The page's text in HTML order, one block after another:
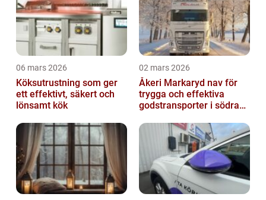
06 mars 2026
Köksutrustning som ger
ett effektivt, säkert och
lönsamt kök
02 mars 2026
Åkeri Markaryd nav för
trygga och effektiva
godstransporter i södra